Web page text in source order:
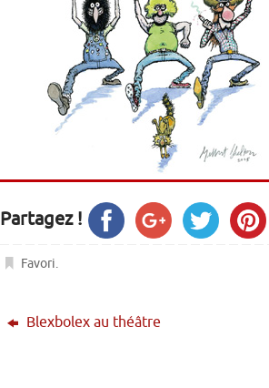
Partagez !
Favori.
Blexbolex au théâtre